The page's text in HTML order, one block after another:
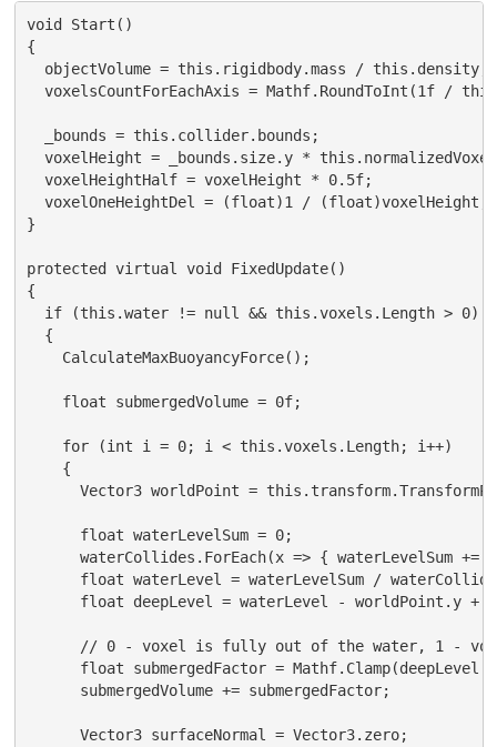
void Start()
{
  objectVolume = this.rigidbody.mass / this.density;
voxelsCountForEachAxis = Mathf.RoundToInt(1f /
  _bounds = this.collider.bounds;
voxelHeight = _bounds.size.y *
  voxelHeightHalf = voxelHeight * 0.5f;
  voxelOneHeightDel = (float)1 / (float)voxelHeight;
}
protected virtual void FixedUpdate()
{
  if (this.water != null && this.voxels.Length > 0)
  {
    CalculateMaxBuoyancyForce();
    float submergedVolume = 0f;
    for (int i = 0; i < this.voxels.Length; i++)
    {
Vector3 worldPoint =
      float waterLevelSum = 0;
waterCollides.ForEach(x => { waterLevelSum +=
float waterLevel = waterLevelSum /
float deepLevel = waterLevel - worldPoint.y +
// 0 - voxel is fully out of the water,
float submergedFactor = Mathf.Clamp(deepLevel
      submergedVolume += submergedFactor;
      Vector3 surfaceNormal = Vector3.zero;